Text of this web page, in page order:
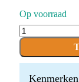
Op voorraad
x
Boren
quantity
Kenmerken